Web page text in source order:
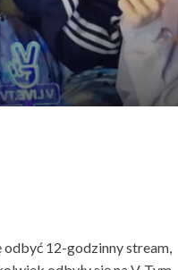
odbyć 12-godzinny stream,